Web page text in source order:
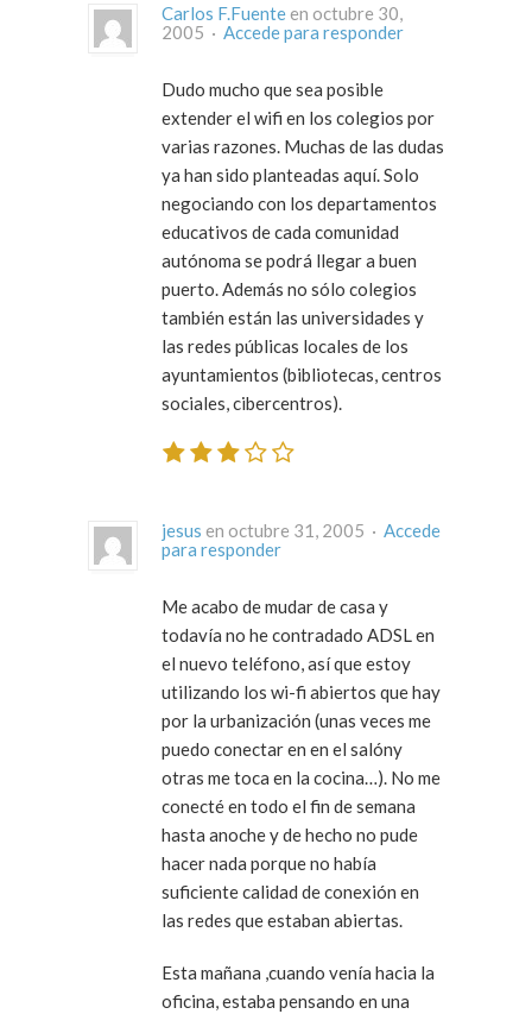
Carlos F.Fuente en octubre 30,
2005 · Accede para responder
Dudo mucho que sea posible
extender el wifi en los colegios por
varias razones. Muchas de las dudas
ya han sido planteadas aquí. Solo
negociando con los departamentos
educativos de cada comunidad
autónoma se podrá llegar a buen
puerto. Además no sólo colegios
también están las universidades y
las redes públicas locales de los
ayuntamientos (bibliotecas, centros
sociales, cibercentros).
jesus en octubre 31, 2005 · Accede
para responder
Me acabo de mudar de casa y
todavía no he contradado ADSL en
el nuevo teléfono, así que estoy
utilizando los wi-fi abiertos que hay
por la urbanización (unas veces me
puedo conectar en en el salóny
otras me toca en la cocina…). No me
conecté en todo el fin de semana
hasta anoche y de hecho no pude
hacer nada porque no había
suficiente calidad de conexión en
las redes que estaban abiertas.
Esta mañana ,cuando venía hacia la
oficina, estaba pensando en una